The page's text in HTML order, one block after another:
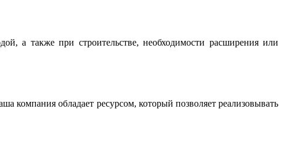
а также при строительстве, необходимости расширения или
компания обладает ресурсом, который позволяет реализовывать